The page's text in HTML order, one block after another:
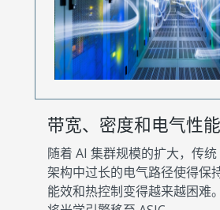
带宽、密度和电气性能
随着 AI 集群规模的扩大，传统
架构中过长的电气路径使得保
能效和热控制变得越来越困难。